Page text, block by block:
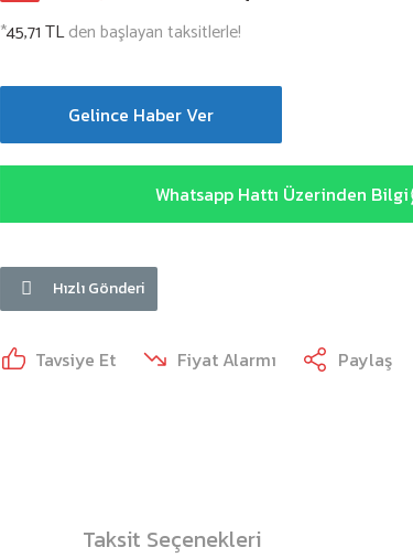
*45,71 TLden başlayan taksitlerle!
Gelince Haber Ver
Whatsapp Hattı Üzerinden Bilgi
Hızlı Gönderi
Tavsiye Et Fiyat Alarmı Paylaş
Taksit Seçenekleri